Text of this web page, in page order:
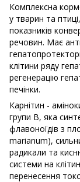
Комплексна
у тварин та
показників
речовин. Має
клітини ряду
регенерацію
печінки.
Карнітин -
групи В, яка
флавоноїдів з
marianum),
радикали та
системи на
перенесення